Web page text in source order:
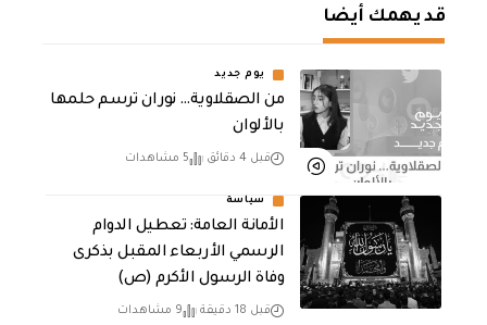
قد يهمك أيضا
يوم جديد
من الصقلاوية… نوران ترسم حلمها
بالألوان
قبل 4 دقائق 5 مشاهدات
سياسة
الأمانة العامة: تعطيل الدوام
الرسمي الأربعاء المقبل بذكرى
وفاة الرسول الأكرم (ص)
قبل 18 دقيقة 9 مشاهدات